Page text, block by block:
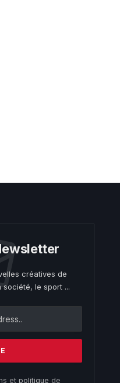
créatives de
société, le sport ...
et politique de